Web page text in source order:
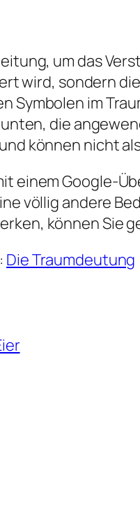
um das
wird, sondern
Symbolen im
die
können nicht
einem Google-
völlig andere
können Sie
Die Traumdeutung